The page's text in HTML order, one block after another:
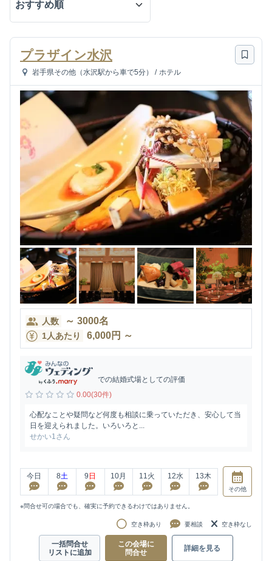
プラザイン水沢
岩手県その他（水沢駅から車で5分） / ホテル
人数 ～ 3000名
1人あたり 6,000円 ～
での結婚式場としての評価
0.00(30件)
心配なことや疑問など何度も相談に乗っていただき、安心して当
日を迎えられました。いろいろと...
せかい1さん
今日 8土 9 日 10月 11 火 12水 13木
その他
※問合せ可の場合でも、確実に予約できるわけではありません。
空き枠あり 要相談 空き枠なし
一括問合せ
リストに追加
この会場に
問合せ
詳細を見る